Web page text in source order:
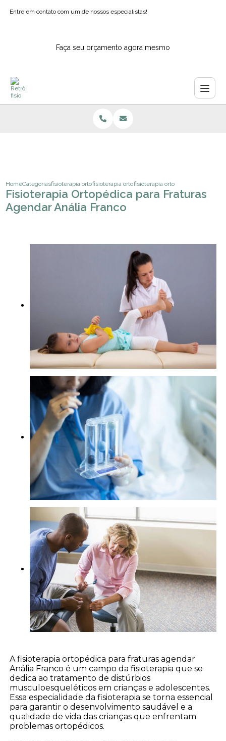
Entre em contato com um de nossos especialistas!
Faça seu orçamento agora mesmo
HomeCategoriasfisioterapia ortopedicafisioterapia ortopedia pediatrica
fisioterapia ortopedica para
Fisioterapia Ortopédica para Fraturas
Agendar Anália Franco
A fisioterapia ortopédica para fraturas agendar
Anália Franco é um campo da fisioterapia que se
dedica ao tratamento de distúrbios
musculoesqueléticos em crianças e adolescentes.
Essa especialidade da fisioterapia se torna essencial
para garantir o desenvolvimento saudável e a
qualidade de vida das crianças que enfrentam
problemas ortopédicos.